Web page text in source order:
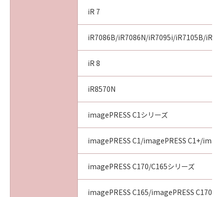
iR 7
iR7086B/iR7086N/iR7095i/iR7105B/
iR 8
iR8570N
imagePRESS C1シリーズ
imagePRESS C1/imagePRESS C1+/
imagePRESS C170/C165シリーズ
imagePRESS C165/imagePRESS C170